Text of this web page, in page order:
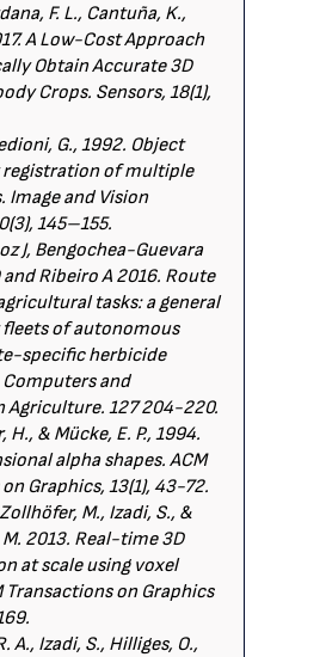
F. L., Cantuña, K.,
A Low-Cost Approach
Obtain Accurate 3D
Crops. Sensors, 18(1),
G., 1992. Object
registration of multiple
Image and Vision
145–155.
J, Bengochea-Guevara
and Ribeiro A 2016. Route
tasks: a general
of autonomous
specific herbicide
and
Agriculture. 127 204-220.
& Mücke, E. P., 1994.
alpha shapes. ACM
Graphics, 13(1), 43-72.
M., Izadi, S., &
2013. Real-time 3D
at scale using voxel
Transactions on Graphics
A., Izadi, S., Hilliges, O.,